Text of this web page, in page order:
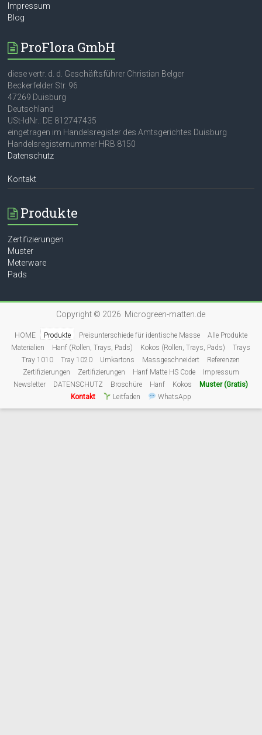
Impressum
Blog
ProFlora GmbH
diese vertr. d. d. Geschäftsführer Christian Belger
Beckerfelder Str. 96
47269 Duisburg
Deutschland
USt-IdNr.: DE 812747435
eingetragen im Handelsregister des Amtsgerichtes Duisburg
Handelsregisternummer HRB 8150
Datenschutz
Kontakt
Produkte
Zertifizierungen
Muster
Meterware
Pads
Copyright © 2026 Microgreen-matten.de
HOME Produkte Preisunterschiede für identische Masse
Alle Produkte
Materialien
Hanf (Rollen, Trays, Pads) Kokos (Rollen, Trays, Pads)
Trays
Tray 1010
Tray 1020 Umkartons Massgeschneidert
Referenzen
Zertifizierungen
Zertifizierungen Hanf Matte HS Code
Impressum
Newsletter
DATENSCHUTZ Broschüre Hanf Kokos
Muster (Gratis)
Kontakt
Leitfaden WhatsApp